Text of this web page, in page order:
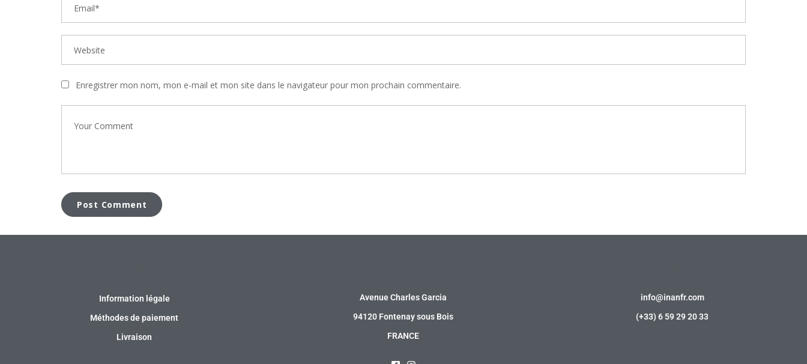
Enregistrer mon nom, mon e-mail et mon site dans le navigateur pour mon prochain commentaire.
Information légale
Méthodes de paiement
Livraison
Avenue Charles Garcia
94120 Fontenay sous Bois
FRANCE
info@inanfr.com
(+33) 6 59 29 20 33